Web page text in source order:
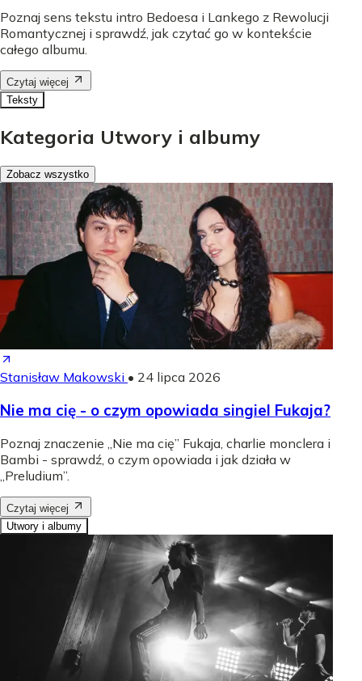
Poznaj sens tekstu intro Bedoesa i Lankego z Rewolucji
Romantycznej i sprawdź, jak czytać go w kontekście
całego albumu.
Czytaj więcej
Teksty
Kategoria Utwory i albumy
Zobacz wszystko
Stanisław Makowski • 24 lipca 2026
Nie ma cię - o czym opowiada singiel Fukaja?
Poznaj znaczenie „Nie ma cię” Fukaja, charlie monclera i
Bambi - sprawdź, o czym opowiada i jak działa w
„Preludium”.
Czytaj więcej
Utwory i albumy